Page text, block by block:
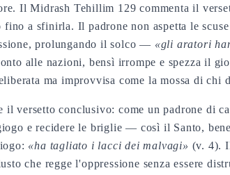
Il Midrash Tehillim 129 commenta il
a sfinirla. Il padrone non aspetta le
prolungando il solco — «gli aratori
alle nazioni, bensì irrompe e spezza il
ma improvvisa come la mossa di chi
versetto conclusivo: come un padrone di
e recidere le briglie — così il Santo,
«ha tagliato i lacci dei malvagi» (v. 4).
che regge l'oppressione senza essere